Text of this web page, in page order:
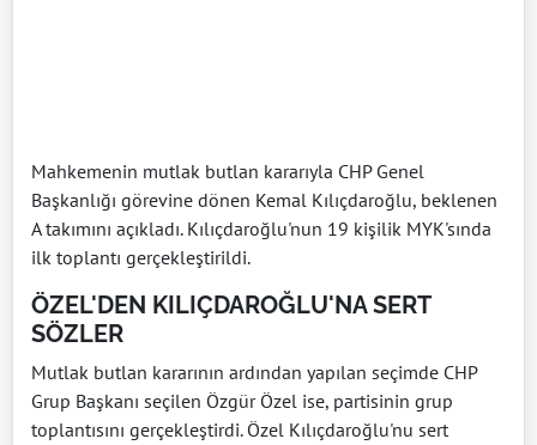
Mahkemenin mutlak butlan kararıyla CHP Genel
Başkanlığı görevine dönen Kemal Kılıçdaroğlu, beklenen
A takımını açıkladı. Kılıçdaroğlu'nun 19 kişilik MYK'sında
ilk toplantı gerçekleştirildi.
ÖZEL'DEN KILIÇDAROĞLU'NA SERT
SÖZLER
Mutlak butlan kararının ardından yapılan seçimde CHP
Grup Başkanı seçilen Özgür Özel ise, partisinin grup
toplantısını gerçekleştirdi. Özel Kılıçdaroğlu'nu sert